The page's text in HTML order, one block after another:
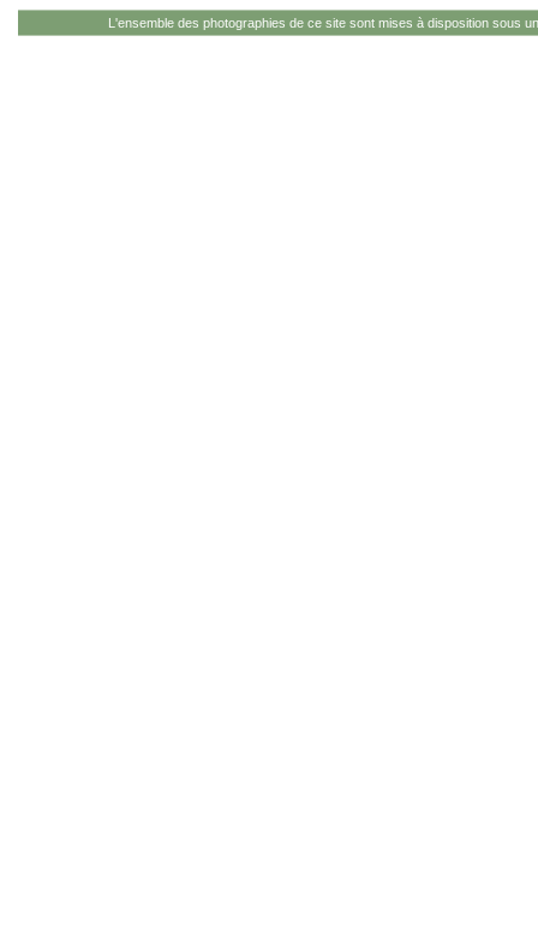
L'ensemble des photographies de ce site sont mises à disposition sous